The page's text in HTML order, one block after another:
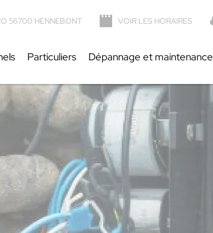
Hennebont 02 90 74 94 24
56700 HENNEBONT VOIR LES HORAIRES
Particuliers Dépannage et maintenance